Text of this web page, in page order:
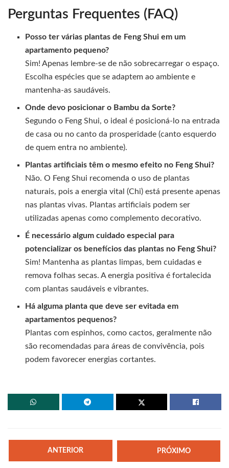
Perguntas Frequentes (FAQ)
Posso ter várias plantas de Feng Shui em um
apartamento pequeno?
Sim! Apenas lembre-se de não sobrecarregar o espaço.
Escolha espécies que se adaptem ao ambiente e
mantenha-as saudáveis.
Onde devo posicionar o Bambu da Sorte?
Segundo o Feng Shui, o ideal é posicioná-lo na entrada
de casa ou no canto da prosperidade (canto esquerdo
de quem entra no ambiente).
Plantas artificiais têm o mesmo efeito no Feng Shui?
Não. O Feng Shui recomenda o uso de plantas
naturais, pois a energia vital (Chi) está presente apenas
nas plantas vivas. Plantas artificiais podem ser
utilizadas apenas como complemento decorativo.
É necessário algum cuidado especial para
potencializar os benefícios das plantas no Feng Shui?
Sim! Mantenha as plantas limpas, bem cuidadas e
remova folhas secas. A energia positiva é fortalecida
com plantas saudáveis e vibrantes.
Há alguma planta que deve ser evitada em
apartamentos pequenos?
Plantas com espinhos, como cactos, geralmente não
são recomendadas para áreas de convivência, pois
podem favorecer energias cortantes.
ANTERIOR PRÓXIMO